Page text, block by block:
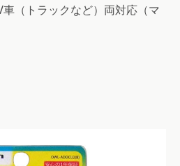
（トラックなど）両対応（マ